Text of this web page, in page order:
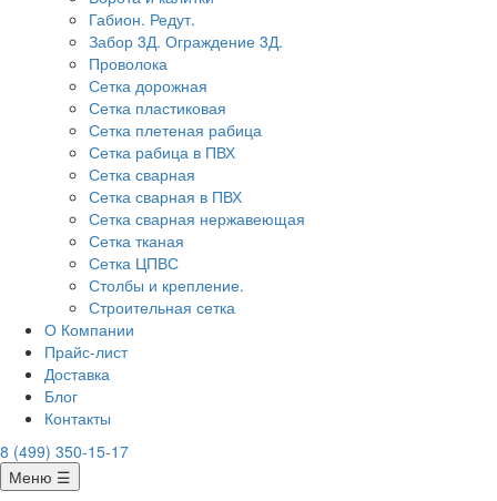
Габион. Редут.
Забор 3Д. Ограждение 3Д.
Проволока
Сетка дорожная
Сетка пластиковая
Сетка плетеная рабица
Сетка рабица в ПВХ
Сетка сварная
Сетка сварная в ПВХ
Сетка сварная нержавеющая
Сетка тканая
Сетка ЦПВС
Столбы и крепление.
Строительная сетка
О Компании
Прайс-лист
Доставка
Блог
Контакты
8 (499) 350-15-17
Меню ☰